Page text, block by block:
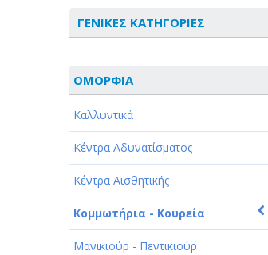
ΓΕΝΙΚΕΣ ΚΑΤΗΓΟΡΙΕΣ
ΑΘΛΗΤΙΣΜΟΣ
ΑΥΤΟΚΙΝΗΤΑ - ΜΗΧΑΝΕΣ - ΣΚΑΦΗ
ΔΙΑΣΚΕΔΑΣΗ - ΨΥΧΑΓΩΓΙΑ - ΤΕΧΝΕΣ
ΔΙΑΦΗΜΙΣΗ - ΜΜΕ
ΕΚΚΛΗΣΙΕΣ - ΦΙΛΑΝΘΡΩΠΙΚΑ
ΣΩΜΑΤΕΙΑ
ΟΜΟΡΦΙΑ
Καλλυντικά
Κέντρα Αδυνατίσματος
Κέντρα Αισθητικής
Κομμωτήρια - Κουρεία
Μανικιούρ - Πεντικιούρ